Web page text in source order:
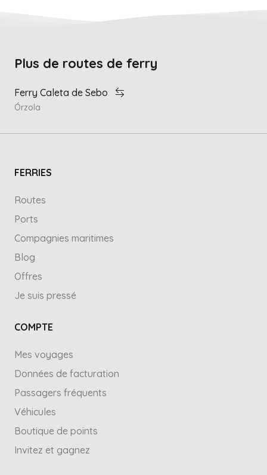
Plus de routes de ferry
Ferry Caleta de Sebo
Órzola
FERRIES
Routes
Ports
Compagnies maritimes
Blog
Offres
Je suis pressé
COMPTE
Mes voyages
Données de facturation
Passagers fréquents
Véhicules
Boutique de points
Invitez et gagnez